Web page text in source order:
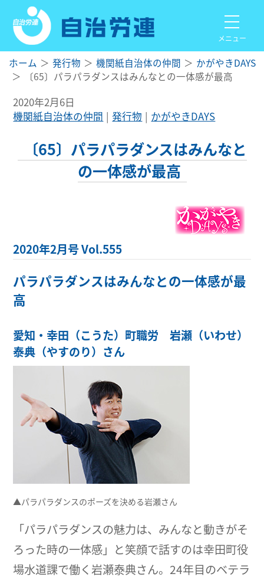
メニュー
ホーム 発行物 機関紙自治体の仲間
かがやきDAYS
〔65〕パラパラダンスはみんなとの一体感が最高
2020年2月6日
機関紙自治体の仲間
発行物 かがやきDAYS
〔65〕パラパラダンスはみんなと
の一体感が最高
2020年2月号 Vol.555
パラパラダンスはみんなとの一体感が最
高
愛知・幸田（こうた）町職労 岩瀬（いわせ）
泰典（やすのり）さん
▲パラパラダンスのポーズを決める岩瀬さん
「パラパラダンスの魅力は、みんなと動きがそ
ろった時の一体感」と笑顔で話すのは幸田町役
場水道課で働く岩瀬泰典さん。24年目のベテラ